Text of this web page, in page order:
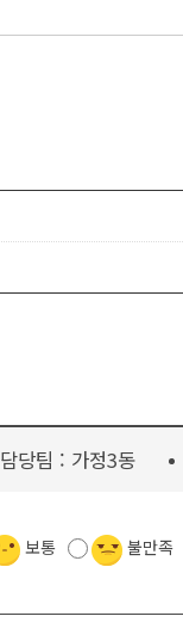
담당팀 : 가정3동
보통 불만족